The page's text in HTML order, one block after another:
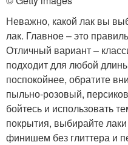
Неважно, какой лак вы
лак. Главное – это
Отличный вариант ‒
подходит для любой
поспокойнее, обратите
пыльно-розовый,
бойтесь и использовать
покрытия, выбирайте
финишем без глиттера и